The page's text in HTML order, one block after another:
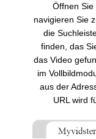
Öffnen
navigieren Sie
die
finden, das
das Video
im
aus der
URL wird